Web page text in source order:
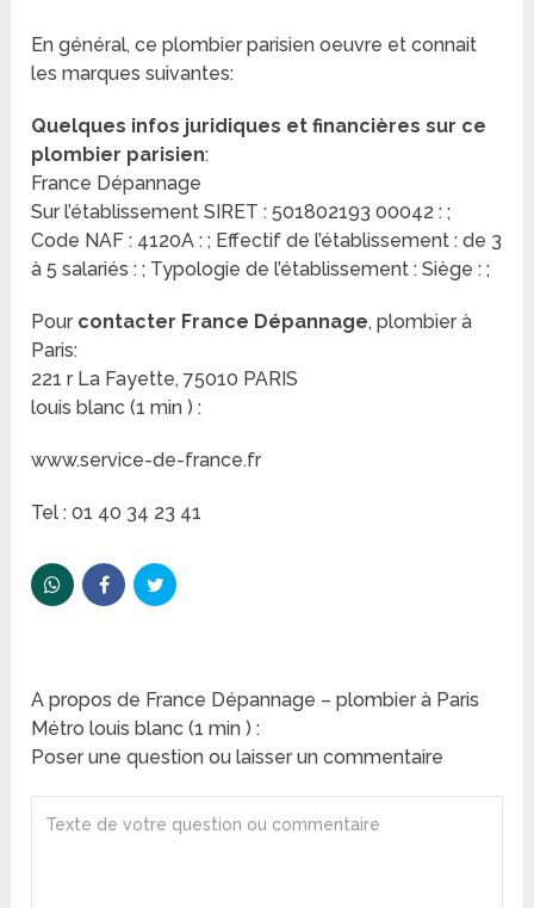
En général, ce plombier parisien oeuvre et connait
les marques suivantes:
Quelques infos juridiques et financières sur ce
plombier parisien:
France Dépannage
Sur l’établissement SIRET : 501802193 00042 : ;
Code NAF : 4120A : ; Effectif de l’établissement : de 3
à 5 salariés : ; Typologie de l’établissement : Siège : ;
Pour contacter France Dépannage, plombier à
Paris:
221 r La Fayette, 75010 PARIS
louis blanc (1 min ) :
www.service-de-france.fr
Tel : 01 40 34 23 41
A propos de France Dépannage – plombier à Paris
Métro louis blanc (1 min ) :
Poser une question ou laisser un commentaire